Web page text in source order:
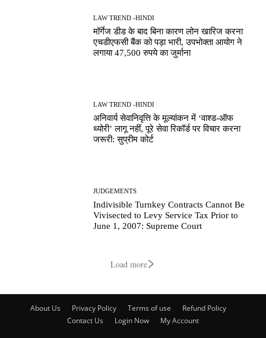
LAW TREND -HINDI
मॉर्गेज डीड के बाद बिना कारण लोन खारिज करना
एचडीएफसी बैंक को पड़ा भारी, उपभोक्ता आयोग ने
लगाया 47,500 रुपये का जुर्माना
LAW TREND -HINDI
अनिवार्य सेवानिवृत्ति के मूल्यांकन में ‘वाश्ड-ऑफ
थ्योरी’ लागू नहीं, पूरे सेवा रिकॉर्ड पर विचार करना
जरूरी: सुप्रीम कोर्ट
JUDGEMENTS
Indivisible Turnkey Contracts Cannot Be
Vivisected to Levy Service Tax Prior to
June 1, 2007: Supreme Court
Load more
About Us Privacy Policy Terms of use
Refund Policy
Contact Us
Login Now My Account